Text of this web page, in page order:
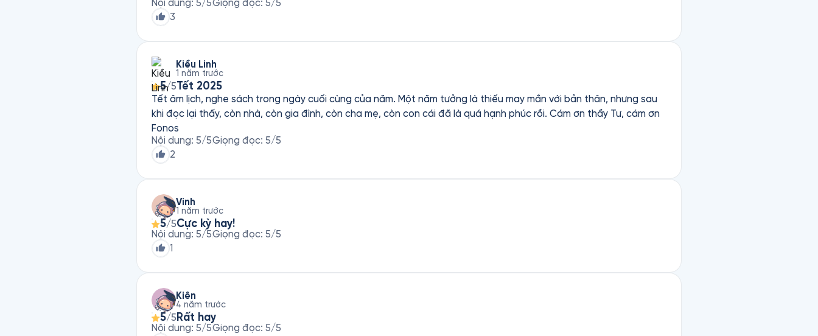
Nội dung: 5/5Giọng đọc: 5/5
3
Kiều Linh
1 năm trước
5/5Tết 2025
Tết âm lịch, nghe sách trong ngày cuối cùng của năm. Một năm tưởng là thiếu may mắn với bản thân, nhưng sau
khi đọc lại thấy, còn nhà, còn gia đình, còn cha mẹ, còn con cái đã là quá hạnh phúc rồi. Cám ơn thầy Tư, cám ơn
Fonos
Nội dung: 5/5Giọng đọc: 5/5
2
Vinh
1 năm trước
5/5Cực kỳ hay!
Nội dung: 5/5Giọng đọc: 5/5
1
Kiên
4 năm trước
5/5 Rất hay
Nội dung: 5/5Giọng đọc: 5/5